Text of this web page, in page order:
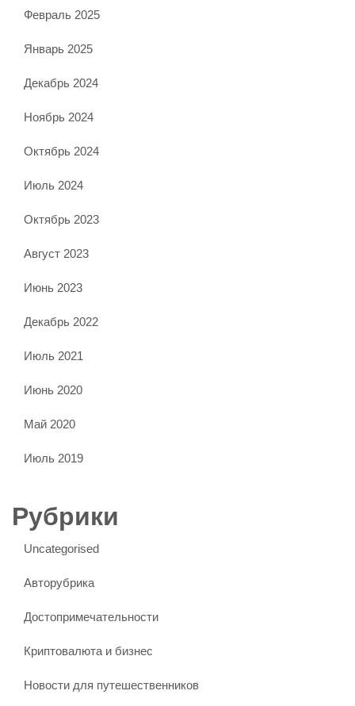
Февраль 2025
Январь 2025
Декабрь 2024
Ноябрь 2024
Октябрь 2024
Июль 2024
Октябрь 2023
Август 2023
Июнь 2023
Декабрь 2022
Июль 2021
Июнь 2020
Май 2020
Июль 2019
Рубрики
Uncategorised
Авторубрика
Достопримечательности
Криптовалюта и бизнес
Новости для путешественников